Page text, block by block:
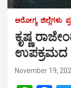
ಆರೋಗ್ಯ ಜಿಲ್ಲೆಗಳು
ಕೃಷ್ಣ
ಉಪಕ್ರಮದ
November 19,